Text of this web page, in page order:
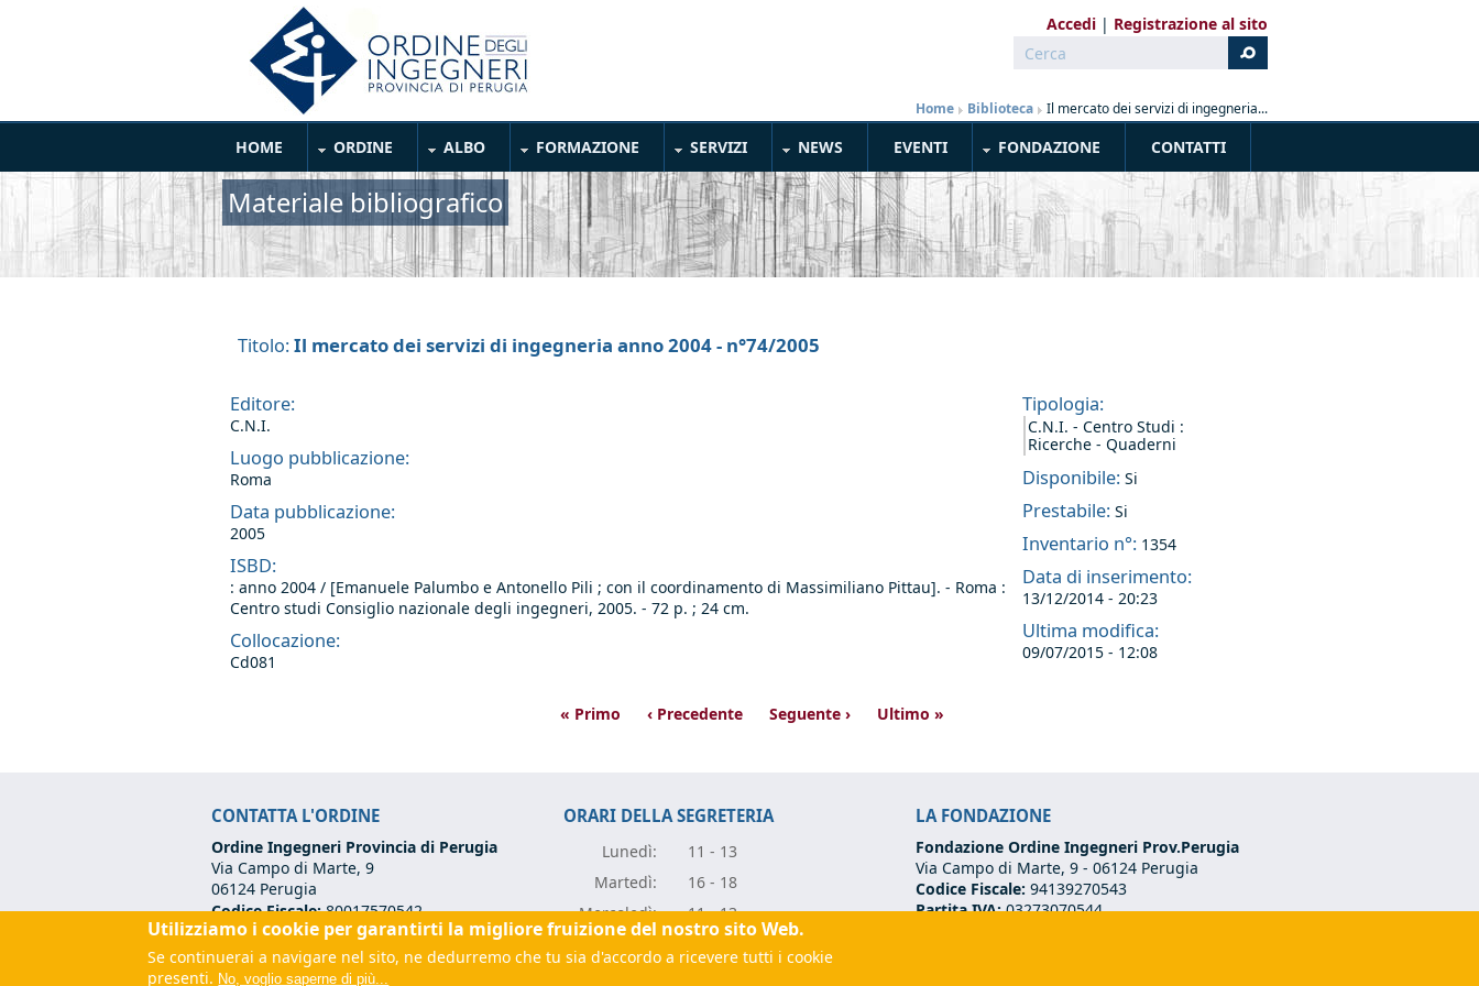
Accedi Registrazione al sito
Form di ricerca
Cerca
Home » Biblioteca » Il mercato dei servizi di ingegneria...
Main Menu
HOME ORDINE ALBO FORMAZIONE SERVIZI NEWS EVENTI FONDAZIONE CONTATTI
Materiale bibliografico
Titolo:Il mercato dei servizi di ingegneria anno 2004 - n°74/2005
Editore:
C.N.I.
Luogo pubblicazione:
Roma
Data pubblicazione:
2005
ISBD:
: anno 2004 / [Emanuele Palumbo e Antonello Pili ; con il coordinamento di Massimiliano Pittau]. - Roma :
Centro studi Consiglio nazionale degli ingegneri, 2005. - 72 p. ; 24 cm.
Collocazione:
Cd081
Tipologia:
C.N.I. - Centro Studi :
Ricerche - Quaderni
Disponibile: Si
Prestabile: Si
Inventario n°: 1354
Data di inserimento:
13/12/2014 - 20:23
Ultima modifica:
09/07/2015 - 12:08
« Primo ‹ Precedente Seguente › Ultimo »
CONTATTA L'ORDINE
Ordine Ingegneri Provincia di Perugia
Via Campo di Marte, 9
06124 Perugia
Codice Fiscale:80017570542
Tel:+39 075 500 12 00
Email:segreteria@ordineingegneriperugia.it(link sends e-mail)
ORARI DELLA SEGRETERIA
Lunedì:
11 - 13
Martedì:
16 - 18
Mercoledì:
11 - 13
LA FONDAZIONE
Fondazione Ordine Ingegneri Prov.Perugia
Via Campo di Marte, 9 - 06124 Perugia
Codice Fiscale: 94139270543
Partita IVA:03273070544
Utilizziamo i cookie per garantirti la migliore fruizione del nostro sito Web.
Se continuerai a navigare nel sito, ne dedurremo che tu sia d'accordo a ricevere tutti i cookie
presenti. No, voglio saperne di più...